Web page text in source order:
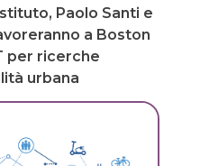
Paolo Santi e
a Boston
per ricerche
urbana